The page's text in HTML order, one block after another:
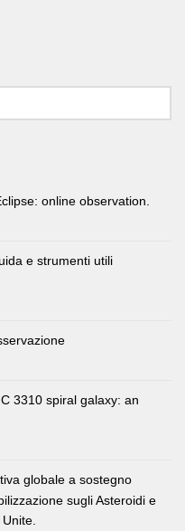
online observation.
e strumenti utili
3310 spiral galaxy: an
globale a sostegno
sugli Asteroidi e